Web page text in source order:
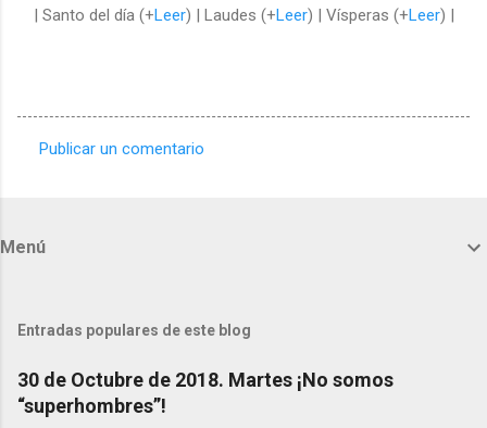
| Santo del día (+Leer) | Laudes (+Leer) | Vísperas (+Leer) |
t
r
i
Publicar un comentario
Menú
Entradas populares de este blog
30 de Octubre de 2018. Martes ¡No somos
“superhombres”!